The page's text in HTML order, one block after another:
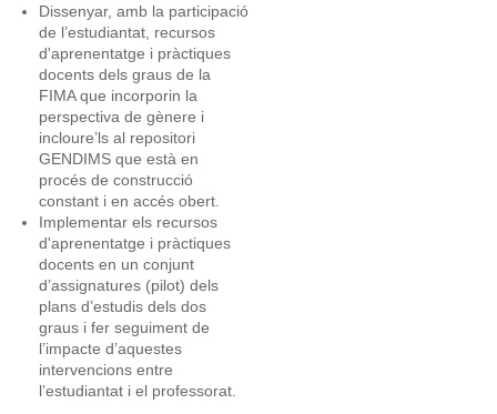
Dissenyar, amb la participació
de l’estudiantat, recursos
d'aprenentatge i pràctiques
docents dels graus de la
FIMA que incorporin la
perspectiva de gènere i
incloure’ls al repositori
GENDIMS que està en
procés de construcció
constant i en accés obert.
Implementar els recursos
d'aprenentatge i pràctiques
docents en un conjunt
d’assignatures (pilot) dels
plans d’estudis dels dos
graus i fer seguiment de
l’impacte d’aquestes
intervencions entre
l’estudiantat i el professorat.